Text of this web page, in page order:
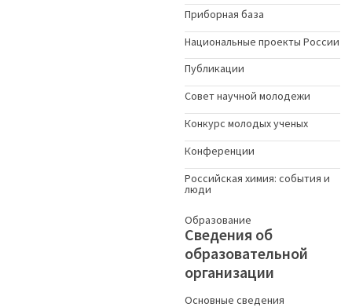
Приборная база
Национальные проекты России
Публикации
Совет научной молодежи
Конкурс молодых ученыx
Конференции
Российская химия: события и
люди
Образование
Сведения об
образовательной
организации
Основные сведения